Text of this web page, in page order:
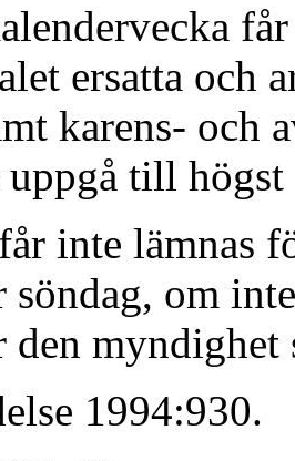
ersatta och
karens- och
uppgå till högst
inte lämnas
om
den myndighet
1994:930.